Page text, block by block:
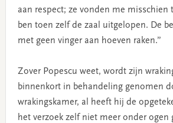
aan respect; ze vonden me misschien
ben toen zelf de zaal uitgelopen. De
met geen vinger aan hoeven raken.”
Zover Popescu weet, wordt zijn
binnenkort in behandeling genomen
wrakingskamer, al heeft hij de
het verzoek zelf niet meer onder ogen